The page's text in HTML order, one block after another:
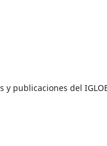
publicaciones del